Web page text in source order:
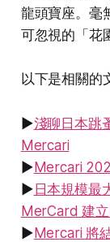
龍頭寶座。毫
可忽視的「花
以下是相關的
▶淺聊日本跳
Mercari
▶Mercari
▶日本規模最
MerCard 建
▶Mercari 將